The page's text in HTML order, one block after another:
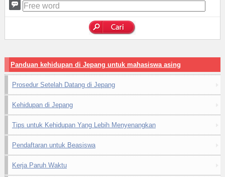
Panduan kehidupan di Jepang untuk mahasiswa asing
Prosedur Setelah Datang di Jepang
Kehidupan di Jepang
Tips untuk Kehidupan Yang Lebih Menyenangkan
Pendaftaran untuk Beasiswa
Kerja Paruh Waktu